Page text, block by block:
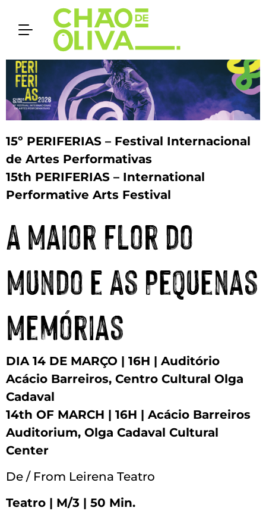
15º PERIFERIAS – Festival Internacional
de Artes Performativas
15th PERIFERIAS – International
Performative Arts Festival
A Maior Flor do
Mundo e As Pequenas
Memórias
DIA 14 DE MARÇO | 16H | Auditório
Acácio Barreiros, Centro Cultural Olga
Cadaval
14th OF MARCH | 16H | Acácio Barreiros
Auditorium, Olga Cadaval Cultural
Center
De / From Leirena Teatro
Teatro | M/3 | 50 Min.